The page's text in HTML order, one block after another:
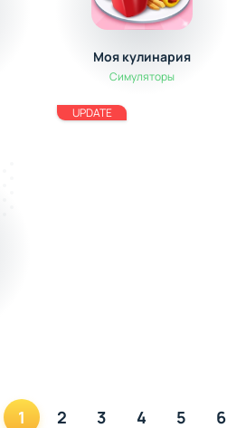
Моя кулинария
Симуляторы
UPDATE
1 2 3 4 5 6